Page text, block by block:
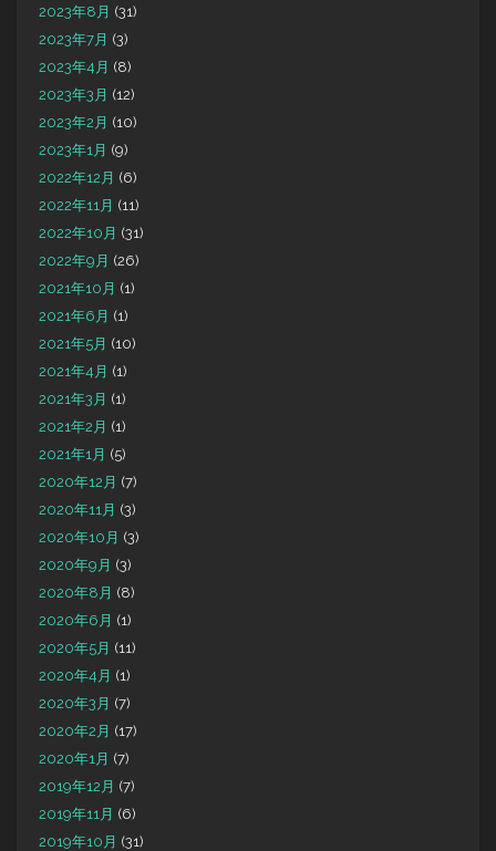
2023年8月 (31)
2023年7月 (3)
2023年4月 (8)
2023年3月 (12)
2023年2月 (10)
2023年1月 (9)
2022年12月 (6)
2022年11月 (11)
2022年10月 (31)
2022年9月 (26)
2021年10月 (1)
2021年6月 (1)
2021年5月 (10)
2021年4月 (1)
2021年3月 (1)
2021年2月 (1)
2021年1月 (5)
2020年12月 (7)
2020年11月 (3)
2020年10月 (3)
2020年9月 (3)
2020年8月 (8)
2020年6月 (1)
2020年5月 (11)
2020年4月 (1)
2020年3月 (7)
2020年2月 (17)
2020年1月 (7)
2019年12月 (7)
2019年11月 (6)
2019年10月 (31)